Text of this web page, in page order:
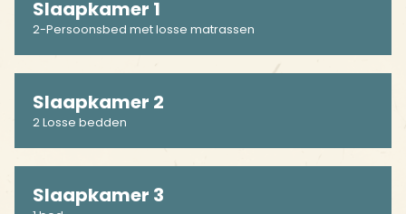
Slaapkamer 1
2-Persoonsbed met losse matrassen
Slaapkamer 2
2 Losse bedden
Slaapkamer 3